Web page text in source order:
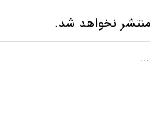
نخواهد شد.